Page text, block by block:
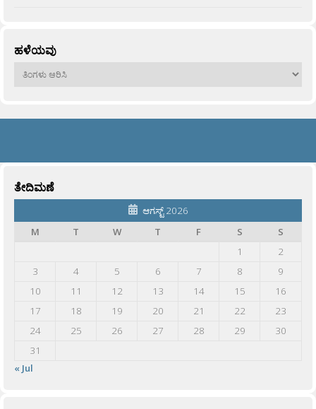
ಹಳೆಯವು
ಹಳೆಯವು
ತೇದಿಮಣೆ
ಆಗಸ್ಟ್ 2026
M
T W T F S
S
1
2
3
4 5 6 7 8
9
10
11 12 13 14 15
16
17
18 19 20 21 22
23
24
25 26 27 28 29
30
31
« Jul